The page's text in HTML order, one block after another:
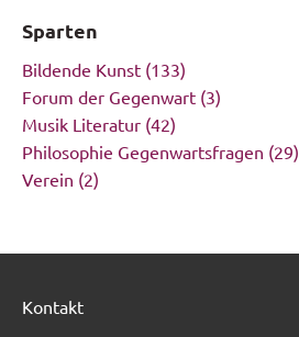
Sparten
Bildende Kunst (133)
Forum der Gegenwart (3)
Musik Literatur (42)
Philosophie Gegenwartsfragen (29)
Verein (2)
Kontakt